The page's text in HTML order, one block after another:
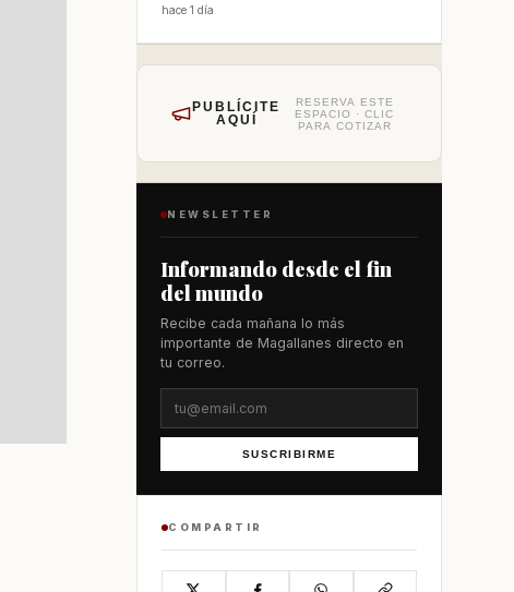
hace 1 día
PUBLÍCITE
AQUÍ
RESERVA ESTE
ESPACIO · CLIC
PARA COTIZAR
NEWSLETTER
Informando desde el fin
del mundo
Recibe cada mañana lo más
importante de Magallanes directo en
tu correo.
SUSCRIBIRME
COMPARTIR